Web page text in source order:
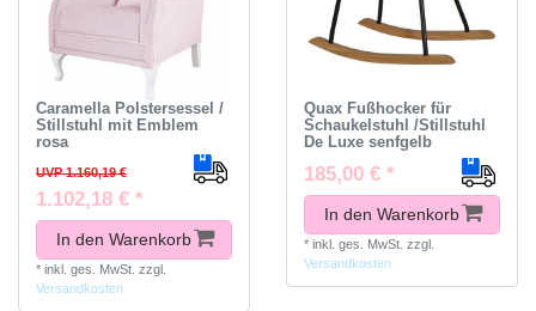
Caramella Polstersessel /
Stillstuhl mit Emblem
rosa
UVP 1.160,19 €
1.102,18 € *
In den Warenkorb
* inkl. ges. MwSt. zzgl.
Versandkosten
Quax Fußhocker für
Schaukelstuhl /Stillstuhl
De Luxe senfgelb
185,00 € *
In den Warenkorb
* inkl. ges. MwSt. zzgl.
Versandkosten